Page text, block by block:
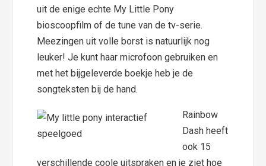
uit de enige echte My Little Pony
bioscoopfilm of de tune van de tv-serie.
Meezingen uit volle borst is natuurlijk nog
leuker! Je kunt haar microfoon gebruiken en
met het bijgeleverde boekje heb je de
songteksten bij de hand.
Rainbow
Dash heeft
ook 15
verschillende coole uitspraken en je ziet hoe